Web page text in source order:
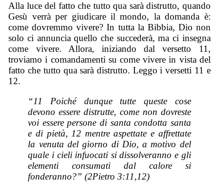
Alla luce del fatto che tutto qua sarà distrutto, quando
Gesù verrà per giudicare il mondo, la domanda è:
come dovremmo vivere? In tutta la Bibbia, Dio non
solo ci annuncia quello che succederà, ma ci insegna
come vivere. Allora, iniziando dal versetto 11,
troviamo i comandamenti su come vivere in vista del
fatto che tutto qua sarà distrutto. Leggo i versetti 11 e
12.
“11 Poiché dunque tutte queste cose
devono essere distrutte, come non dovreste
voi essere persone di santa condotta santa
e di pietà, 12 mentre aspettate e affrettate
la venuta del giorno di Dio, a motivo del
quale i cieli infuocati si dissolveranno e gli
elementi consumati dal calore si
fonderanno?” (2Pietro 3:11,12)